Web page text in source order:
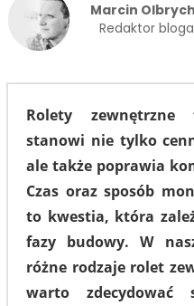
Marcin
Redaktor bloga
Rolety
stanowi nie tylko
ale także poprawia
Czas oraz sposób
to kwestia, która
fazy budowy. W
różne rodzaje rolet
warto